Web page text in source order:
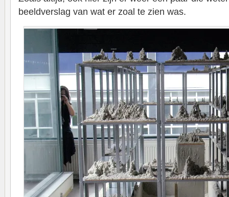
beeldverslag van wat er zoal te zien was.